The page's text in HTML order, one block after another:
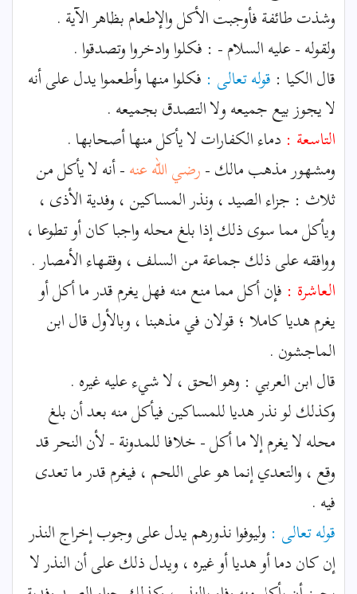
وشذت طائفة فأوجبت الأكل والإطعام بظاهر الآية .
ولقوله - عليه السلام - : فكلوا وادخروا وتصدقوا .
قال الكيا : قوله تعالى : فكلوا منها وأطعموا يدل على أنه
لا يجوز بيع جميعه ولا التصدق بجميعه .
التاسعة : دماء الكفارات لا يأكل منها أصحابها .
ومشهور مذهب مالك -رضي الله عنه- أنه لا يأكل من
ثلاث : جزاء الصيد ، ونذر المساكين ، وفدية الأذى ،
ويأكل مما سوى ذلك إذا بلغ محله واجبا كان أو تطوعا ،
ووافقه على ذلك جماعة من السلف ، وفقهاء الأمصار .
العاشرة : فإن أكل مما منع منه فهل يغرم قدر ما أكل أو
يغرم هديا كاملا ؛ قولان في مذهبنا ، وبالأول قال ابن
الماجشون .
قال ابن العربي : وهو الحق ، لا شيء عليه غيره .
وكذلك لو نذر هديا للمساكين فيأكل منه بعد أن بلغ
محله لا يغرم إلا ما أكل - خلافا للمدونة - لأن النحر قد
وقع ، والتعدي إنما هو على اللحم ، فيغرم قدر ما تعدى
فيه .
قوله تعالى : وليوفوا نذورهم يدل على وجوب إخراج النذر
إن كان دما أو هديا أو غيره ، ويدل ذلك على أن النذر لا